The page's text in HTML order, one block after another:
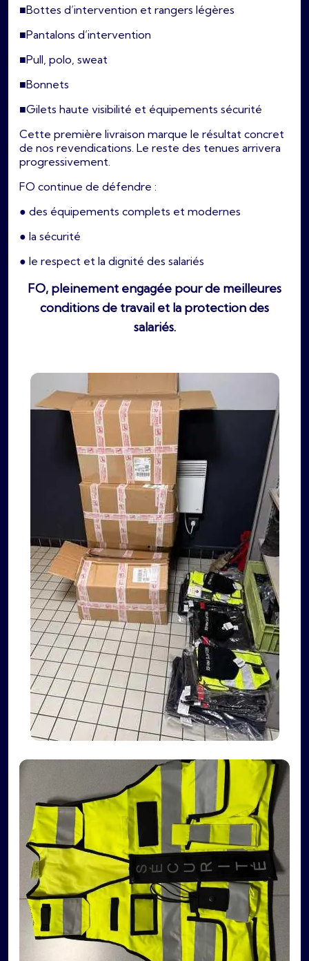
■Bottes d’intervention et rangers légères
■Pantalons d’intervention
■Pull, polo, sweat
■Bonnets
■Gilets haute visibilité et équipements sécurité
Cette première livraison marque le résultat concret
de nos revendications. Le reste des tenues arrivera
progressivement.
FO continue de défendre :
● des équipements complets et modernes
● la sécurité
● le respect et la dignité des salariés
FO, pleinement engagée pour de meilleures
conditions de travail et la protection des
salariés.